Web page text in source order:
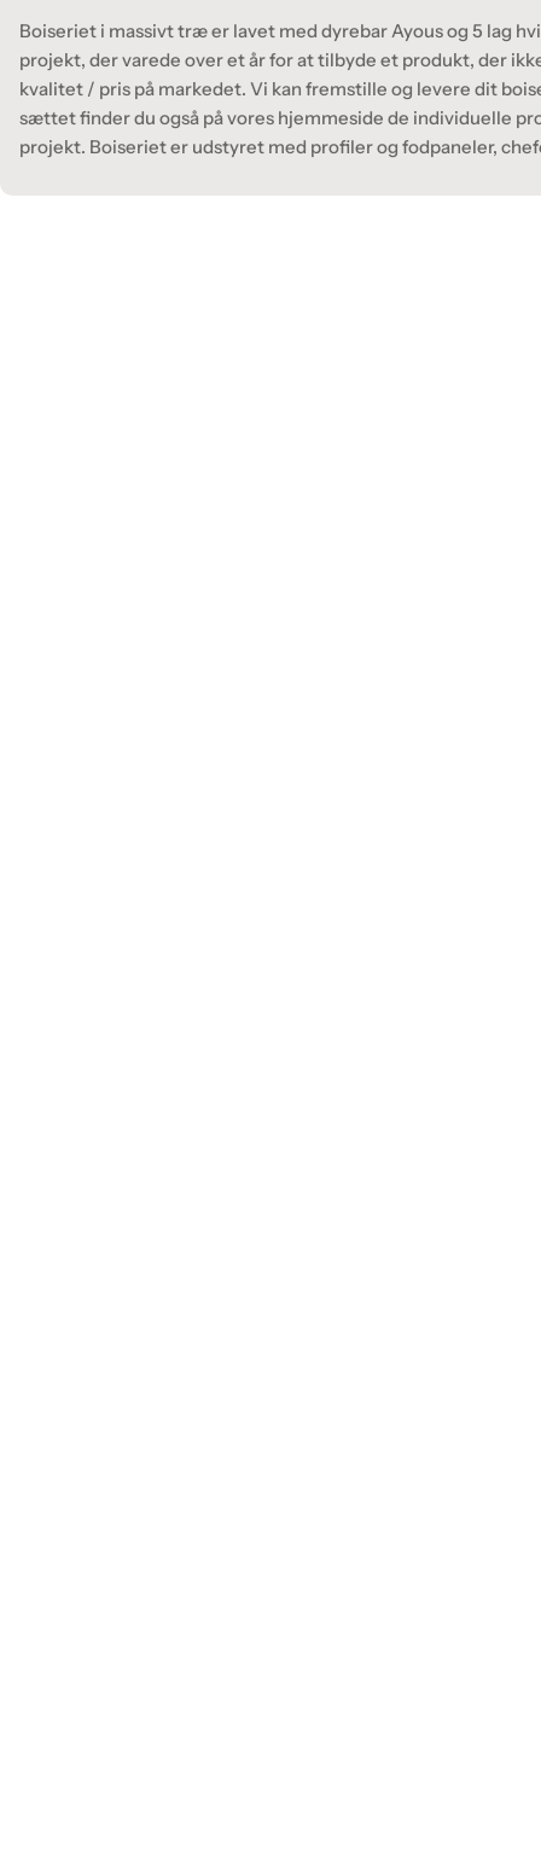
Boiseriet i massivt træ er lavet med dyrebar Ayous og 5 lag
projekt, der varede over et år for at tilbyde et produkt, der
kvalitet / pris på markedet. Vi kan fremstille og levere dit
sættet finder du også på vores hjemmeside de individuelle
projekt. Boiseriet er udstyret med profiler og fodpaneler,